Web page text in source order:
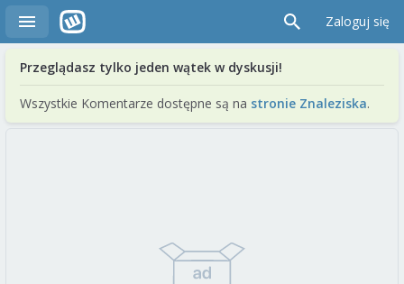
Zaloguj się
Przeglądasz tylko jeden wątek w dyskusji!
Wszystkie Komentarze dostępne są na stronie Znaleziska.